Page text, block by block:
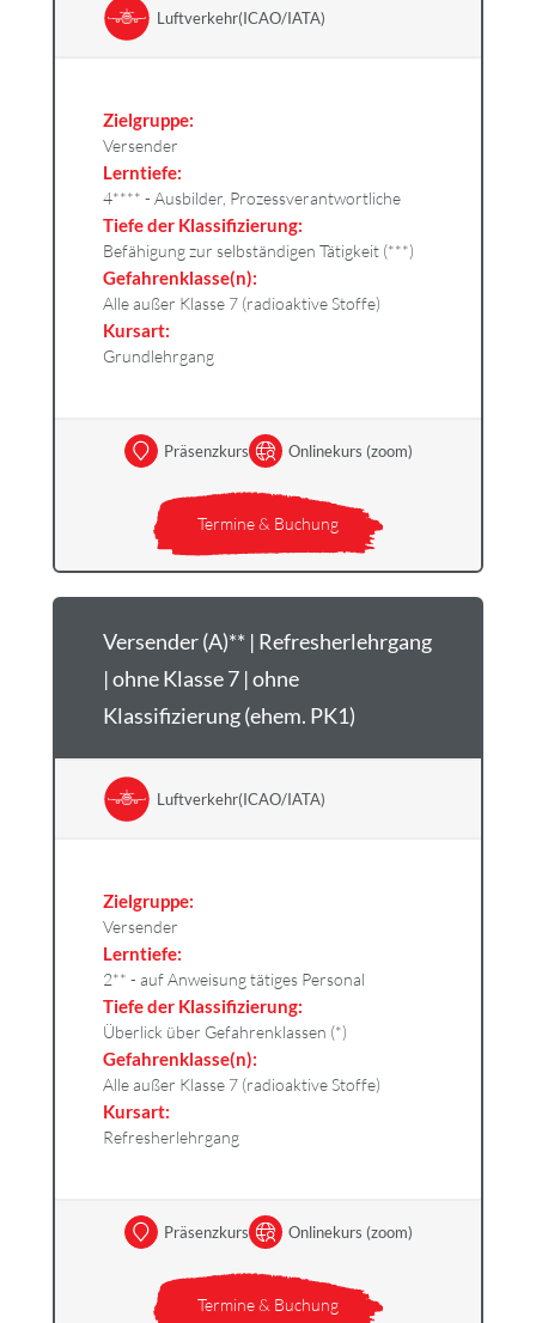
Luftverkehr(ICAO/IATA)
Zielgruppe:
Versender
Lerntiefe:
4**** - Ausbilder, Prozessverantwortliche
Tiefe der Klassifizierung:
Befähigung zur selbständigen Tätigkeit (***)
Gefahrenklasse(n):
Alle außer Klasse 7 (radioaktive Stoffe)
Kursart:
Grundlehrgang
Termine & Buchung
Präsenzkurs Onlinekurs (zoom)
Versender (A)** | Refresherlehrgang
| ohne Klasse 7 | ohne
Klassifizierung (ehem. PK1)
Luftverkehr(ICAO/IATA)
Zielgruppe:
Versender
Lerntiefe:
2** - auf Anweisung tätiges Personal
Tiefe der Klassifizierung:
Überlick über Gefahrenklassen (*)
Gefahrenklasse(n):
Alle außer Klasse 7 (radioaktive Stoffe)
Kursart:
Refresherlehrgang
Termine & Buchung
Präsenzkurs Onlinekurs (zoom)